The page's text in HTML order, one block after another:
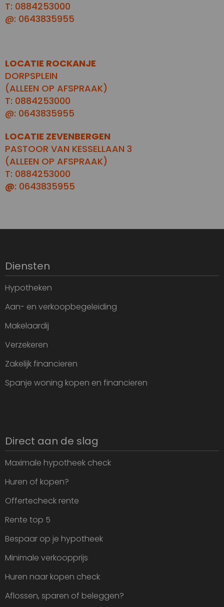
T: 0884253000
@: 0643835955
LOCATIE ROCKANJE
DORPSPLEIN
(ALLEEN OP AFSPRAAK)
T: 0884253000
@: 0643835955
LOCATIE ZEVENBERGEN
PASTOOR VAN KESSELLAAN 3
(ALLEEN OP AFSPRAAK)
T: 0884253000
@: 0643835955
Diensten
Hypotheken
Aan- en verkoopbegeleiding
Makelaardij
Verzekeren
Zakelijk financieren
Spanje woning kopen en financieren
Direct aan de slag
Maximale hypotheek check
Huren of kopen?
Offertecheck rente
Rente top 5
Bespaar op je hypotheek
Minimale verkoopprijs
Huren naar kopen check
Aflossen, sparen of beleggen?